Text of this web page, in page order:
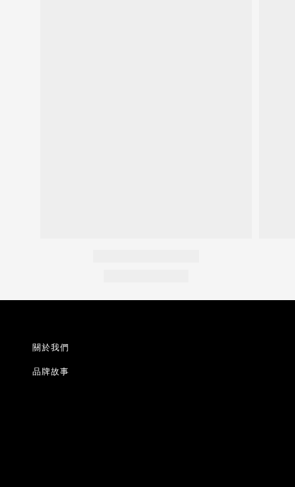
關於我們
品牌故事